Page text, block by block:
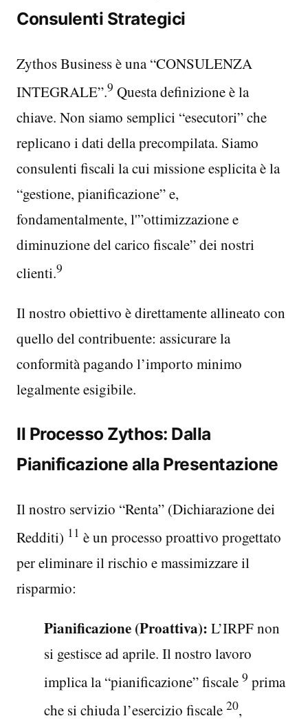
Consulenti Strategici
Zythos Business è una “CONSULENZA
INTEGRALE”.9 Questa definizione è la
chiave. Non siamo semplici “esecutori” che
replicano i dati della precompilata. Siamo
consulenti fiscali la cui missione esplicita è la
“gestione, pianificazione” e,
fondamentalmente, l'”ottimizzazione e
diminuzione del carico fiscale” dei nostri
clienti.9
Il nostro obiettivo è direttamente allineato con
quello del contribuente: assicurare la
conformità pagando l’importo minimo
legalmente esigibile.
Il Processo Zythos: Dalla
Pianificazione alla Presentazione
Il nostro servizio “Renta” (Dichiarazione dei
Redditi) 11 è un processo proattivo progettato
per eliminare il rischio e massimizzare il
risparmio:
Pianificazione (Proattiva): L’IRPF non
si gestisce ad aprile. Il nostro lavoro
implica la “pianificazione” fiscale 9 prima
che si chiuda l’esercizio fiscale 20,